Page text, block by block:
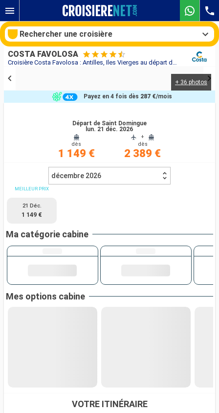
Croisière Costa Favolosa : Antilles, Iles Vierges au départ de Saint Domingue
COSTA FAVOLOSA
+ 36 photos
Départ de Saint Domingue
lun. 21 déc. 2026
dès
1 149 €
+
dès
2 389 €
Payez en 4 fois dès 287 €/mois
décembre 2026
MEILLEUR PRIX
21 Déc.
1 149 €
Ma catégorie cabine
Mes options cabine
VOTRE ITINÉRAIRE
Rechercher une croisière
Compagnies
Rechercher